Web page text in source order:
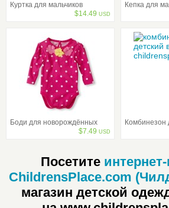
Куртка для мальчиков
$14.49 USD
Кепка для
Боди для новорождённых
$7.49 USD
Комбинезон
Посетите
ChildrensPlace.com
магазин детской